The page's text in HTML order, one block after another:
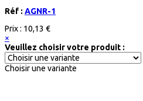
Réf : AGNR-1
Prix : 10,13 €
×
Veuillez choisir votre produit :
Choisir une variante